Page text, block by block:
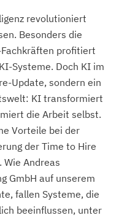
revolutioniert
Besonders die
profitiert
Systeme. Doch KI im
Update, sondern ein
KI transformiert
die Arbeit selbst.
Vorteile bei der
der Time to Hire
Wie Andreas
GmbH auf unserem
fallen Systeme, die
beeinflussen, unter